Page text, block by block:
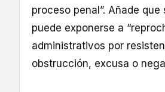
proceso penal”. Añade que
puede exponerse a
administrativos por
obstrucción, excusa o